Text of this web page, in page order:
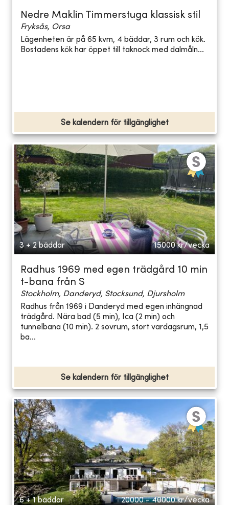
Nedre Maklin Timmerstuga klassisk stil
Fryksås, Orsa
Lägenheten är på 65 kvm, 4 bäddar, 3 rum och kök.
Bostadens kök har öppet till taknock med dalmåln...
Se kalendern för tillgänglighet
3 + 2 bäddar 15000 kr/vecka
Radhus 1969 med egen trädgård 10 min
t-bana från S
Stockholm, Danderyd, Stocksund, Djursholm
Radhus från 1969 i Danderyd med egen inhängnad
trädgård. Nära bad (5 min), Ica (2 min) och
tunnelbana (10 min). 2 sovrum, stort vardagsrum, 1,5
ba...
Se kalendern för tillgänglighet
6 + 1 bäddar 20000 - 40000 kr/vecka